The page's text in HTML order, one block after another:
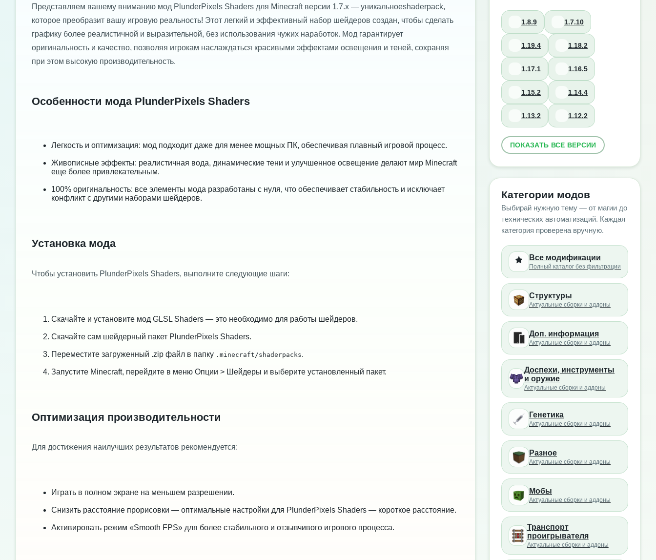
Представляем вашему вниманию мод PlunderPixels Shaders для Minecraft версии 1.7.x — уникальноеshaderpack,
которое преобразит вашу игровую реальность! Этот легкий и эффективный набор шейдеров создан, чтобы сделать
графику более реалистичной и выразительной, без использования чужих наработок. Мод гарантирует
оригинальность и качество, позволяя игрокам наслаждаться красивыми эффектами освещения и теней, сохраняя
при этом высокую производительность.
Особенности мода PlunderPixels Shaders
Легкость и оптимизация: мод подходит даже для менее мощных ПК, обеспечивая плавный игровой процесс.
Живописные эффекты: реалистичная вода, динамические тени и улучшенное освещение делают мир Minecraft
еще более привлекательным.
100% оригинальность: все элементы мода разработаны с нуля, что обеспечивает стабильность и исключает
конфликт с другими наборами шейдеров.
Установка мода
Чтобы установить PlunderPixels Shaders, выполните следующие шаги:
Скачайте и установите мод GLSL Shaders — это необходимо для работы шейдеров.
Скачайте сам шейдерный пакет PlunderPixels Shaders.
Переместите загруженный .zip файл в папку .minecraft/shaderpacks.
Запустите Minecraft, перейдите в меню Опции > Шейдеры и выберите установленный пакет.
Оптимизация производительности
Для достижения наилучших результатов рекомендуется:
Играть в полном экране на меньшем разрешении.
Снизить расстояние прорисовки — оптимальные настройки для PlunderPixels Shaders — короткое расстояние.
Активировать режим «Smooth FPS» для более стабильного и отзывчивого игрового процесса.
1.8.9 1.7.10
1.19.4 1.18.2
1.17.1 1.16.5
1.15.2 1.14.4
1.13.2 1.12.2
ПОКАЗАТЬ ВСЕ ВЕРСИИ
Категории модов
Выбирай нужную тему — от магии до
технических автоматизаций. Каждая
категория проверена вручную.
Все модификации
Полный каталог без фильтрации
Структуры
Актуальные сборки и аддоны
Доп. информация
Актуальные сборки и аддоны
Доспехи, инструменты
и оружие
Актуальные сборки и аддоны
Генетика
Актуальные сборки и аддоны
Разное
Актуальные сборки и аддоны
Мобы
Актуальные сборки и аддоны
Транспорт
проигрывателя
Актуальные сборки и аддоны